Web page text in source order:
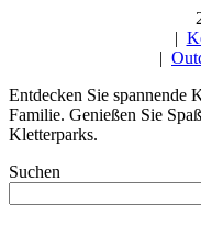
|
|
Entdecken Sie spannende
Familie. Genießen Sie
Kletterparks.
Suchen